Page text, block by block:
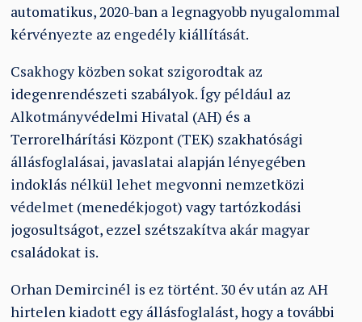
automatikus, 2020-ban a legnagyobb nyugalommal
kérvényezte az engedély kiállítását.
Csakhogy közben sokat szigorodtak az
idegenrendészeti szabályok. Így például az
Alkotmányvédelmi Hivatal (AH) és a
Terrorelhárítási Központ (TEK) szakhatósági
állásfoglalásai, javaslatai alapján lényegében
indoklás nélkül lehet megvonni nemzetközi
védelmet (menedékjogot) vagy tartózkodási
jogosultságot, ezzel szétszakítva akár magyar
családokat is.
Orhan Demircinél is ez történt. 30 év után az AH
hirtelen kiadott egy állásfoglalást, hogy a további